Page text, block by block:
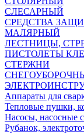
СЛЕСАРНЫЙ
СРЕДСТВА
МАЛЯРНЫЙ
ЛЕСТНИЦЫ,
ПИСТОЛЕТЫ
СТЕРЖНИ
Аппараты для
Тепловые пушки,
Насосы, насосные
Рубанок,